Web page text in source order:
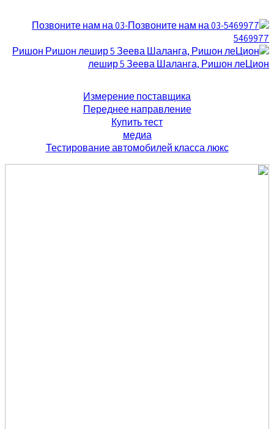
Позвоните нам на 03-
5469977
Ришон
лешир 5 Зеева Шаланга, Ришон леЦион
Измерение поставщика
Переднее направление
Купить тест
медиа
Тестирование автомобилей класса люкс